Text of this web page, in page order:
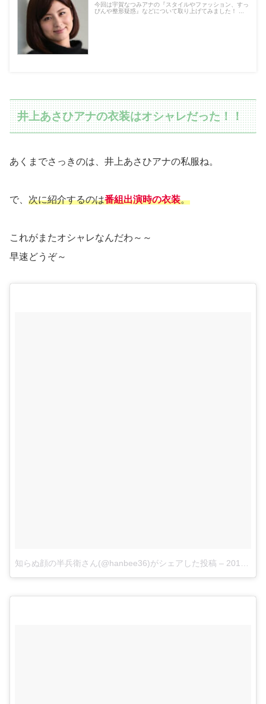
今回は宇賀なつみアナの『スタイルやファッション、すっ
ぴんや整形疑惑』などについて取り上げてみました！ ...
井上あさひアナの衣装はオシャレだった！！
あくまでさっきのは、井上あさひアナの私服ね。
で、 次に紹介するのは番組出演時の衣装。
これがまたオシャレなんだわ～～
早速どうぞ～
知らぬ顔の半兵衛さん(@hanbee36)がシェアした投稿 – 2016年 2月月5日午前6時20分PST